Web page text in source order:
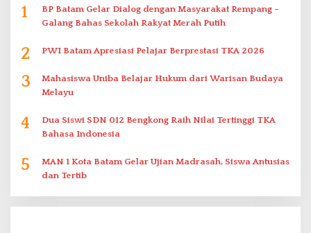
1
BP Batam Gelar Dialog dengan Masyarakat Rempang –
Galang Bahas Sekolah Rakyat Merah Putih
2 PWI Batam Apresiasi Pelajar Berprestasi TKA 2026
3
Mahasiswa Uniba Belajar Hukum dari Warisan Budaya
Melayu
4
Dua Siswi SDN 012 Bengkong Raih Nilai Tertinggi TKA
Bahasa Indonesia
5
MAN 1 Kota Batam Gelar Ujian Madrasah, Siswa Antusias
dan Tertib